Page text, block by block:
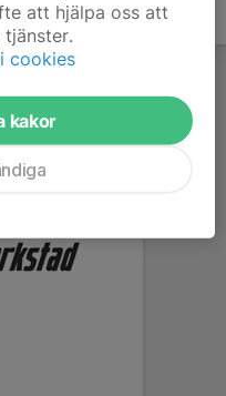
att hjälpa oss att
cookies
kakor